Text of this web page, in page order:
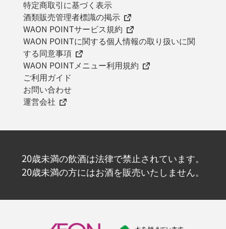
特定商取引に基づく表示
酒類販売管理者標識の掲示
WAON POINTサービス規約
WAON POINTに関する個人情報の取り扱いに関
する同意事項
WAON POINTメニュー利用規約
ご利用ガイド
お問い合わせ
運営会社
20歳未満の飲酒は法律で禁止されています。
20歳未満の方にはお酒を販売いたしません。